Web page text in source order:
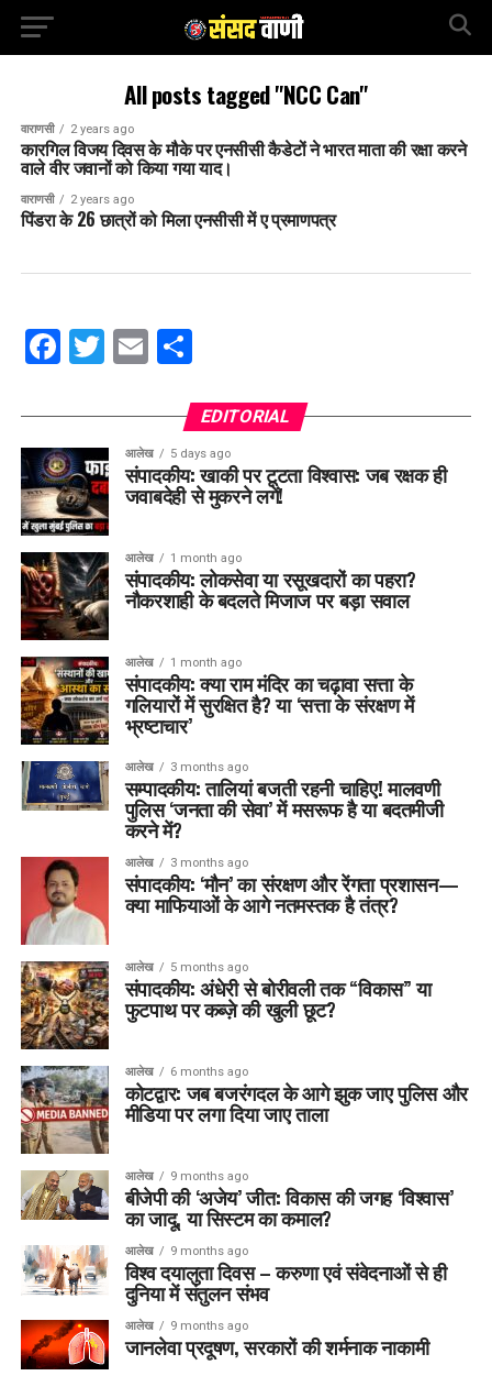
All posts tagged "NCC Can"
वाराणसी 2 years ago
कारगिल विजय दिवस के मौके पर एनसीसी कैडेटों ने भारत माता की रक्षा करने
वाले वीर जवानों को किया गया याद।
वाराणसी 2 years ago
पिंडरा के 26 छात्रों को मिला एनसीसी में ए प्रमाणपत्र
Facebook
Twitter
EmailShare
EDITORIAL
आलेख 5 days ago
संपादकीय: खाकी पर टूटता विश्वास: जब रक्षक ही
जवाबदेही से मुकरने लगें!
आलेख 1 month ago
संपादकीय: लोकसेवा या रसूखदारों का पहरा?
नौकरशाही के बदलते मिजाज पर बड़ा सवाल
आलेख 1 month ago
संपादकीय: क्या राम मंदिर का चढ़ावा सत्ता के
गलियारों में सुरक्षित है? या ‘सत्ता के संरक्षण में
भ्रष्टाचार’
आलेख 3 months ago
सम्पादकीय: तालियां बजती रहनी चाहिए! मालवणी
पुलिस ‘जनता की सेवा’ में मसरूफ है या बदतमीजी
करने में?
आलेख 3 months ago
संपादकीय: ‘मौन’ का संरक्षण और रेंगता प्रशासन—
क्या माफियाओं के आगे नतमस्तक है तंत्र?
आलेख 5 months ago
संपादकीय: अंधेरी से बोरीवली तक “विकास” या
फुटपाथ पर कब्ज़े की खुली छूट?
आलेख 6 months ago
कोटद्वार: जब बजरंगदल के आगे झुक जाए पुलिस और
मीडिया पर लगा दिया जाए ताला
आलेख 9 months ago
बीजेपी की ‘अजेय’ जीत: विकास की जगह ‘विश्वास’
का जादू, या सिस्टम का कमाल?
आलेख 9 months ago
विश्व दयालुता दिवस – करुणा एवं संवेदनाओं से ही
दुनिया में संतुलन संभव
आलेख 9 months ago
जानलेवा प्रदूषण, सरकारों की शर्मनाक नाकामी